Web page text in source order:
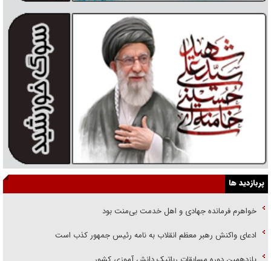
پربازدید ها
خواهرم فرمانده جهادی و اهل خدمت بی‌منت بود
ادعای واکنش رهبر معظم انقلاب به نامه رئیس جمهور کذب است